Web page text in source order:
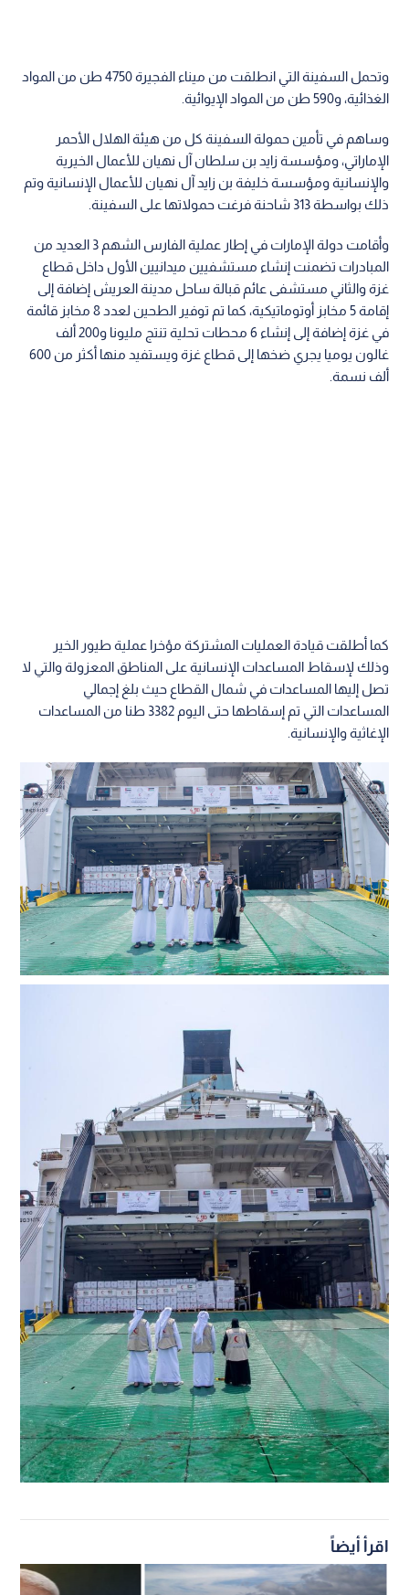
وتحمل السفينة التي انطلقت من ميناء الفجيرة 4750 طن من المواد
الغذائية، و590 طن من المواد الإيوائية.
وساهم في تأمين حمولة السفينة كل من هيئة الهلال الأحمر
الإماراتي، ومؤسسة زايد بن سلطان آل نهيان للأعمال الخيرية
والإنسانية ومؤسسة خليفة بن زايد آل نهيان للأعمال الإنسانية وتم
ذلك بواسطة 313 شاحنة فرغت حمولاتها على السفينة.
وأقامت دولة الإمارات في إطار عملية الفارس الشهم 3 العديد من
المبادرات تضمنت إنشاء مستشفيين ميدانيين الأول داخل قطاع
غزة والثاني مستشفى عائم قبالة ساحل مدينة العريش إضافة إلى
إقامة 5 مخابز أوتوماتيكية، كما تم توفير الطحين لعدد 8 مخابز قائمة
في غزة إضافة إلى إنشاء 6 محطات تحلية تنتج مليونا و200 ألف
غالون يوميا يجري ضخها إلى قطاع غزة ويستفيد منها أكثر من 600
ألف نسمة.
كما أطلقت قيادة العمليات المشتركة مؤخرا عملية طيور الخير
وذلك لإسقاط المساعدات الإنسانية على المناطق المعزولة والتي لا
تصل إليها المساعدات في شمال القطاع حيث بلغ إجمالي
المساعدات التي تم إسقاطها حتى اليوم 3382 طنا من المساعدات
الإغاثية والإنسانية.
اقرأ أيضاً